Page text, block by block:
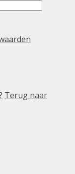
Terug naar